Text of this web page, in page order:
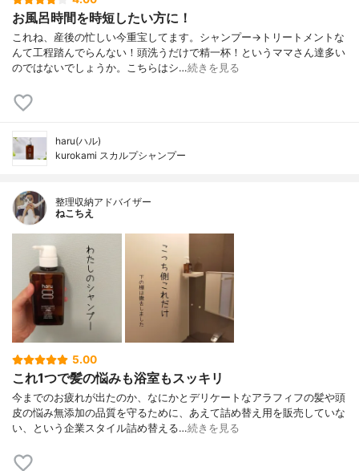
お風呂時間を時短したい方に！
これね、産後の忙しい今重宝してます。シャンプー→トリートメントな
んて工程踏んでらんない！頭洗うだけで精一杯！というママさん達多い
のではないでしょうか。こちらはシ…続きを見る
haru(ハル)
kurokami スカルプシャンプー
整理収納アドバイザー
ねこちえ
5.00
これ1つで髪の悩みも浴室もスッキリ
今までのお疲れが出たのか、なにかとデリケートなアラフィフの髪や頭
皮の悩み無添加の品質を守るために、あえて詰め替え用を販売していな
い、という企業スタイル詰め替える…続きを見る